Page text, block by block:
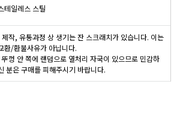
테일레스 스틸
제작, 유통과정 상 생기는 잔 스크래치가 있습니다. 이는
환/환불사유가 아닙니다.
뚜껑 안 쪽에 랜덤으로 열처리 자국이 있으므로 민감하
분은 구매를 피해주시기 바랍니다.